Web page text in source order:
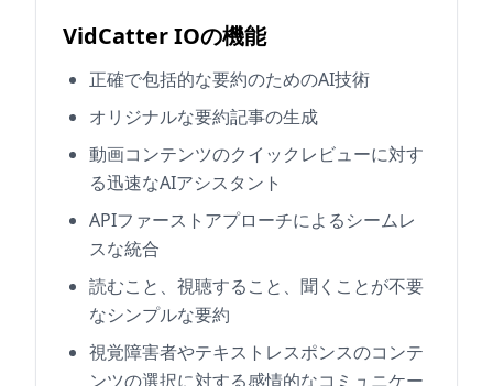
VidCatter IOの機能
正確で包括的な要約のためのAI技術
オリジナルな要約記事の生成
動画コンテンツのクイックレビューに対す
る迅速なAIアシスタント
APIファーストアプローチによるシームレ
スな統合
読むこと、視聴すること、聞くことが不要
なシンプルな要約
視覚障害者やテキストレスポンスのコンテ
ンツの選択に対する感情的なコミュニケー